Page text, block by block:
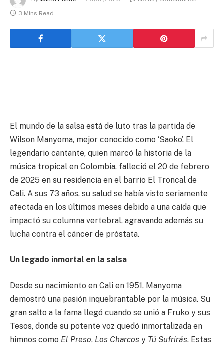
3 Mins Read
El mundo de la salsa está de luto tras la partida de
Wilson Manyoma, mejor conocido como ‘Saoko’. El
legendario cantante, quien marcó la historia de la
música tropical en Colombia, falleció el 20 de febrero
de 2025 en su residencia en el barrio El Troncal de
Cali. A sus 73 años, su salud se había visto seriamente
afectada en los últimos meses debido a una caída que
impactó su columna vertebral, agravando además su
lucha contra el cáncer de próstata.
Un legado inmortal en la salsa
Desde su nacimiento en Cali en 1951, Manyoma
demostró una pasión inquebrantable por la música. Su
gran salto a la fama llegó cuando se unió a Fruko y sus
Tesos, donde su potente voz quedó inmortalizada en
himnos como El Preso, Los Charcos y Tú Sufrirás. Estas